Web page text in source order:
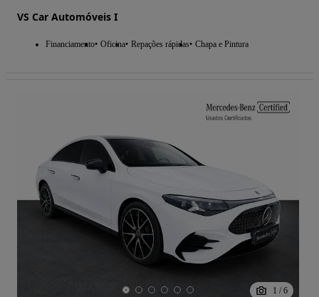
VS Car Automóveis I
Financiamento Oficina Repações rápidas Chapa e Pintura
1 / 6